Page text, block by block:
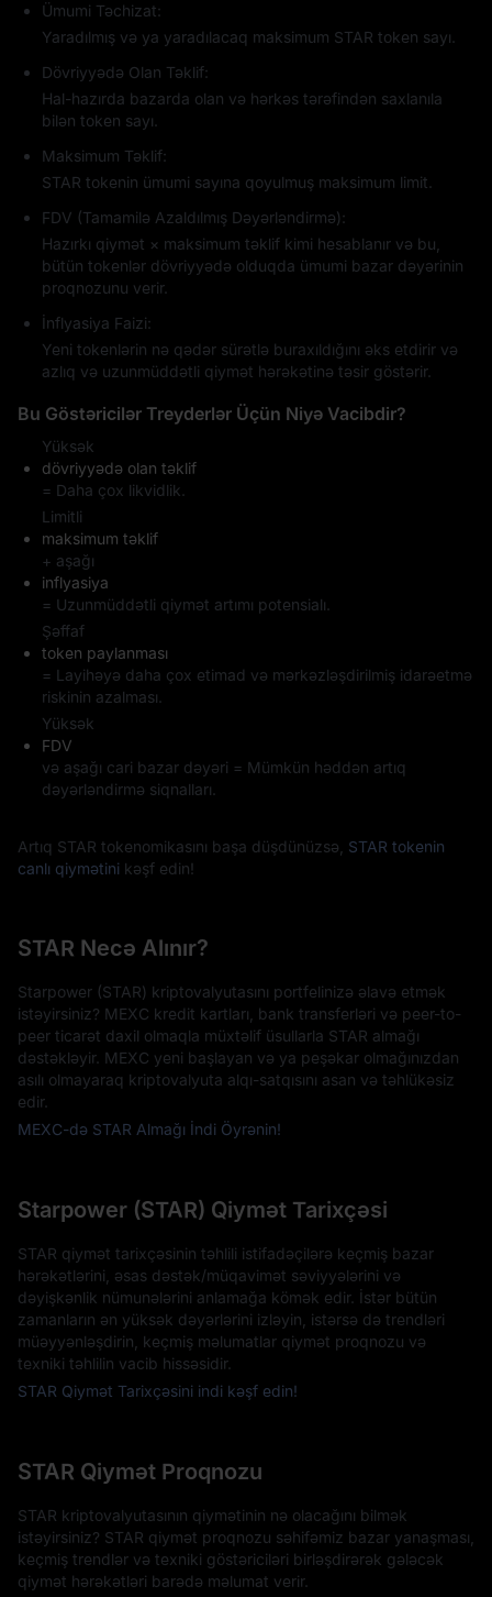
Ümumi Təchizat:
Yaradılmış və ya yaradılacaq maksimum STAR token sayı.
Dövriyyədə Olan Təklif:
Hal-hazırda bazarda olan və hərkəs tərəfindən saxlanıla
bilən token sayı.
Maksimum Təklif:
STAR tokenin ümumi sayına qoyulmuş maksimum limit.
FDV (Tamamilə Azaldılmış Dəyərləndirmə):
Hazırkı qiymət × maksimum təklif kimi hesablanır və bu,
bütün tokenlər dövriyyədə olduqda ümumi bazar dəyərinin
proqnozunu verir.
İnflyasiya Faizi:
Yeni tokenlərin nə qədər sürətlə buraxıldığını əks etdirir və
azlıq və uzunmüddətli qiymət hərəkətinə təsir göstərir.
Bu Göstəricilər Treyderlər Üçün Niyə Vacibdir?
Yüksək
dövriyyədə olan təklif
= Daha çox likvidlik.
Limitli
maksimum təklif
+ aşağı
inflyasiya
= Uzunmüddətli qiymət artımı potensialı.
Şəffaf
token paylanması
= Layihəyə daha çox etimad və mərkəzləşdirilmiş idarəetmə
riskinin azalması.
Yüksək
FDV
və aşağı cari bazar dəyəri = Mümkün həddən artıq
dəyərləndirmə siqnalları.
Artıq STAR tokenomikasını başa düşdünüzsə, STAR tokenin
canlı qiymətini kəşf edin!
STAR Necə Alınır?
Starpower (STAR) kriptovalyutasını portfelinizə əlavə etmək
istəyirsiniz? MEXC kredit kartları, bank transferləri və peer-to-
peer ticarət daxil olmaqla müxtəlif üsullarla STAR almağı
dəstəkləyir. MEXC yeni başlayan və ya peşəkar olmağınızdan
asılı olmayaraq kriptovalyuta alqı-satqısını asan və təhlükəsiz
edir.
MEXC-də STAR Almağı İndi Öyrənin!
Starpower (STAR) Qiymət Tarixçəsi
STAR qiymət tarixçəsinin təhlili istifadəçilərə keçmiş bazar
hərəkətlərini, əsas dəstək/müqavimət səviyyələrini və
dəyişkənlik nümunələrini anlamağa kömək edir. İstər bütün
zamanların ən yüksək dəyərlərini izləyin, istərsə də trendləri
müəyyənləşdirin, keçmiş məlumatlar qiymət proqnozu və
texniki təhlilin vacib hissəsidir.
STAR Qiymət Tarixçəsini indi kəşf edin!
STAR Qiymət Proqnozu
STAR kriptovalyutasının qiymətinin nə olacağını bilmək
istəyirsiniz? STAR qiymət proqnozu səhifəmiz bazar yanaşması,
keçmiş trendlər və texniki göstəriciləri birləşdirərək gələcək
qiymət hərəkətləri barədə məlumat verir.